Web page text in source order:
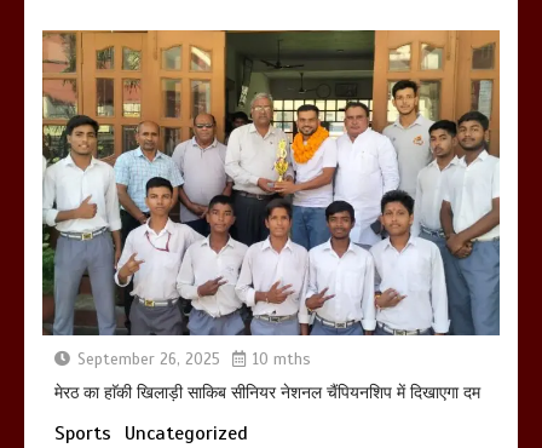
होलिका रखने पर लात मार कर होलिका को किया
तहस नहस,मोहल्ले वालों के साथ की गई गाली
गलोच ,कहा अगर रखी गई होली तो होगा खून
खराबा,
March 11, 2025
September 26, 2025 10 mths
मेरठ का हाॅकी खिलाड़ी साकिब सीनियर नेशनल चैंपियनशिप में दिखाएगा दम
Sports Uncategorized